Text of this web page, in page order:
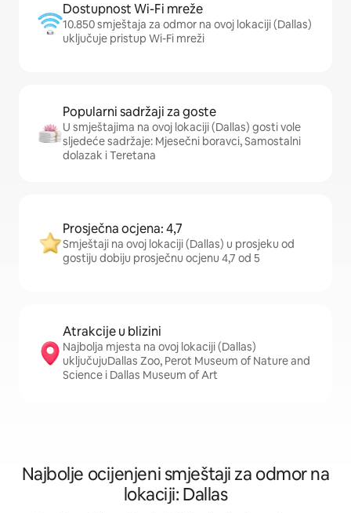
Dostupnost Wi-Fi mreže
10.850 smještaja za odmor na ovoj lokaciji (Dallas)
uključuje pristup Wi-Fi mreži
Popularni sadržaji za goste
U smještajima na ovoj lokaciji (Dallas) gosti vole
sljedeće sadržaje: Mjesečni boravci, Samostalni
dolazak i Teretana
Prosječna ocjena: 4,7
Smještaji na ovoj lokaciji (Dallas) u prosjeku od
gostiju dobiju prosječnu ocjenu 4,7 od 5
Atrakcije u blizini
Najbolja mjesta na ovoj lokaciji (Dallas)
uključujuDallas Zoo, Perot Museum of Nature and
Science i Dallas Museum of Art
Najbolje ocijenjeni smještaji za odmor na
lokaciji: Dallas